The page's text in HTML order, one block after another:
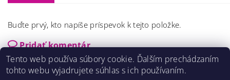
Buďte prvý, kto napíše príspevok k tejto položke.
Pridať komentár
Tento web používa súbory cookie. Ďalším prechádzaním
tohto webu vyjadrujete súhlas s ich používaním.